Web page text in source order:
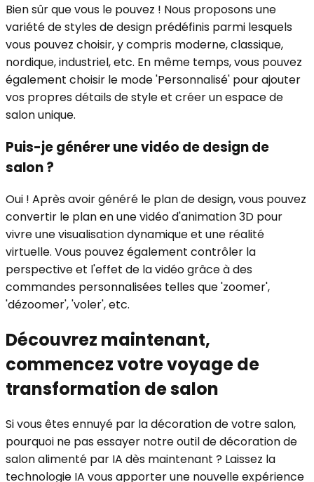
Bien sûr que vous le pouvez ! Nous proposons une
variété de styles de design prédéfinis parmi lesquels
vous pouvez choisir, y compris moderne, classique,
nordique, industriel, etc. En même temps, vous pouvez
également choisir le mode 'Personnalisé' pour ajouter
vos propres détails de style et créer un espace de
salon unique.
Puis-je générer une vidéo de design de
salon ?
Oui ! Après avoir généré le plan de design, vous pouvez
convertir le plan en une vidéo d'animation 3D pour
vivre une visualisation dynamique et une réalité
virtuelle. Vous pouvez également contrôler la
perspective et l'effet de la vidéo grâce à des
commandes personnalisées telles que 'zoomer',
'dézoomer', 'voler', etc.
Découvrez maintenant,
commencez votre voyage de
transformation de salon
Si vous êtes ennuyé par la décoration de votre salon,
pourquoi ne pas essayer notre outil de décoration de
salon alimenté par IA dès maintenant ? Laissez la
technologie IA vous apporter une nouvelle expérience